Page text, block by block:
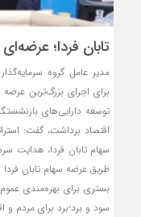
تابان فردا؛
مدیر عامل گروه
برای اجرای بزرگ‌ترین عرضه
توسعه دارایی‌های
اقتصاد برداشت، گفت:
سهام تابان فردا، هدایت
طریق عرضه سهام تابان
بستری برای بهره‌مندی
سود و برد-برد برای مردم